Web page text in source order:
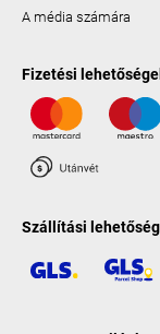
A média számára
Fizetési
Szállítási